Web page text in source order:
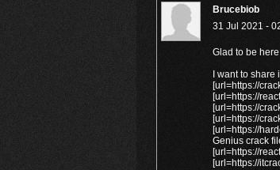
Brucebiob
31 Jul 2021 -
Glad to be
I want to
[url=https://
[url=https://
[url=https://
[url=https://
[url=https://
Genius crack
[url=https://
[url=https://